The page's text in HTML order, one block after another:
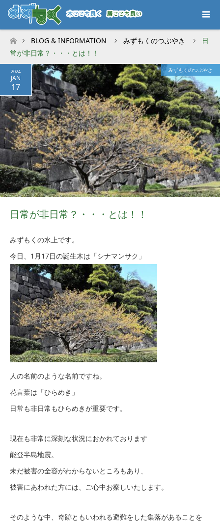
ホーム
BLOG & INFORMATION みずもくのつぶやき
日
常が非日常？・・・とは！！
2024
JAN
17
みずもくのつぶやき
日常が非日常？・・・とは！！
みずもくの水上です。
今日、1月17日の誕生木は「シナマンサク」
人の名前のような名前ですね。
花言葉は「ひらめき」
日常も非日常もひらめきが重要です。
現在も非常に深刻な状況におかれております
能登半島地震。
未だ被害の全容がわからないところもあり、
被害にあわれた方には、ご心中お察しいたします。
そのような中、奇跡ともいわれる避難をした集落があることを